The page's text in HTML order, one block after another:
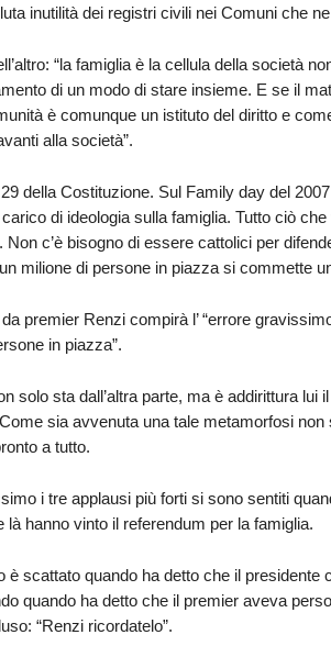
inutilità dei registri civili nei Comuni che
“la famiglia è la cellula della società
di un modo di stare insieme. E se il
è comunque un istituto del diritto e
alla società”.
29 della Costituzione. Sul Family day del
carico di ideologia sulla famiglia. Tutto ciò
c’è bisogno di essere cattolici per
milione di persone in piazza si commette
premier Renzi compirà l’ “errore
in piazza”.
solo sta dall’altra parte, ma è addirittura lui
sia avvenuta una tale metamorfosi
a tutto.
i tre applausi più forti si sono sentiti
là hanno vinto il referendum per la famiglia.
è scattato quando ha detto che il presidente
quando ha detto che il premier aveva
“Renzi ricordatelo”.